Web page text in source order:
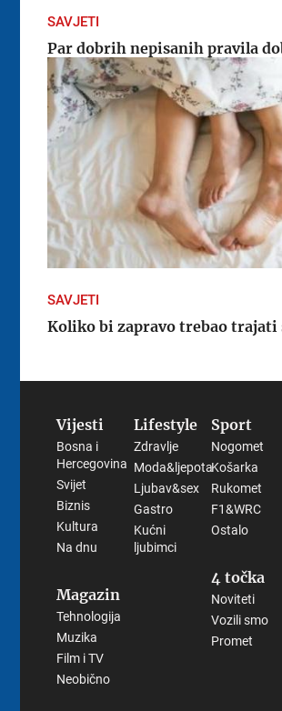
SAVJETI
Par dobrih nepisanih pravila
SAVJETI
Koliko bi zapravo trebao trajati
Vijesti
Bosna i
Hercegovina
Svijet
Biznis
Kultura
Na dnu
Magazin
Tehnologija
Muzika
Film i TV
Neobično
Lifestyle
Zdravlje
Moda&ljepota
Ljubav&sex
Gastro
Kućni
ljubimci
Sport
Nogomet
Košarka
Rukomet
F1&WRC
Ostalo
4 točka
Noviteti
Vozili smo
Promet